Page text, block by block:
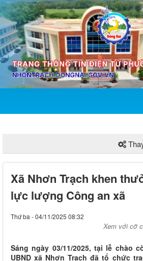
Xã Nhơn Trạch khen
lực lượng Công an xã
Thứ ba - 04/11/2025 08:32
Xem với cỡ
Sáng ngày 03/11/2025, tại lễ chào
UBND xã Nhơn Trạch đã tổ chức